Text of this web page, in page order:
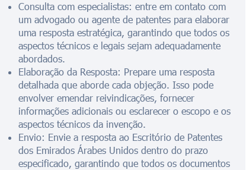
Consulta com especialistas: entre em contato com
um advogado ou agente de patentes para elaborar
uma resposta estratégica, garantindo que todos os
aspectos técnicos e legais sejam adequadamente
abordados.
Elaboração da Resposta: Prepare uma resposta
detalhada que aborde cada objeção. Isso pode
envolver emendar reivindicações, fornecer
informações adicionais ou esclarecer o escopo e os
aspectos técnicos da invenção.
Envio: Envie a resposta ao Escritório de Patentes
dos Emirados Árabes Unidos dentro do prazo
especificado, garantindo que todos os documentos